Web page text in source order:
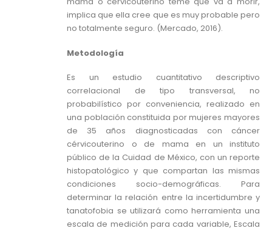
implica que ella cree que es muy probable pero
no totalmente seguro. (Mercado, 2016).
Metodología
Es un estudio cuantitativo descriptivo
correlacional de tipo transversal, no
probabilístico por conveniencia, realizado en
una población constituida por mujeres mayores
de 35 años diagnosticadas con cáncer
cérvicouterino o de mama en un instituto
público de la Cuidad de México, con un reporte
histopatológico y que compartan las mismas
condiciones socio-demográficas. Para
determinar la relación entre la incertidumbre y
tanatofobia se utilizará como herramienta una
escala de medición para cada variable, Escala